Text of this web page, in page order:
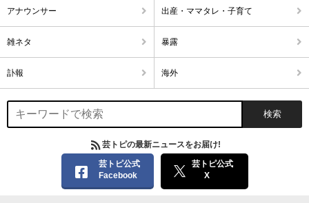
アナウンサー 出産・ママタレ・子育て
雑ネタ 暴露
訃報 海外
芸トピの最新ニュースをお届け!
芸トピ公式
Facebook
芸トピ公式
X